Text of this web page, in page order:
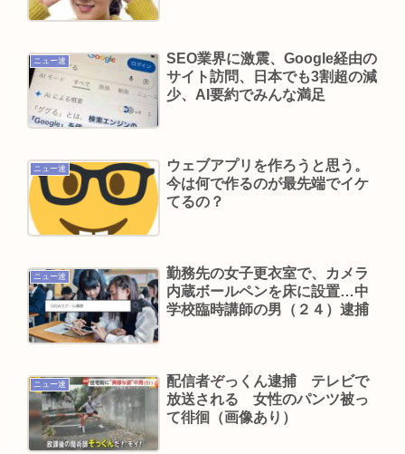
新聞系の新聞をやめる」と言い出した背景
5年前のNHK性加害の出演者は「今も普通の顔して
芸能活動してる」ネット「受信料を取るくらいな
ら詳細を伝えよ」
【高市算】「50%引きの札が貼られた3000円の肉
と、値引きされていない1000円の肉では安いのは
どちらか」父の答え「50%引きの肉」
【画像】村重杏奈さん(30)のおぱーいがコチラ
www
三浦マイルド「その姿は、紛れもなく芸人でし
た」清水良太郎さんのステージ回想し追悼
みいちゃんは予定通りTVでアニメを流すべきだと
思う
Powered by livedoor 相互RSS
ニュー速
SEO業界に激震、Google経由の
サイト訪問、日本でも3割超の減
少、AI要約でみんな満足
ニュー速
ウェブアプリを作ろうと思う。
今は何で作るのが最先端でイケ
てるの？
ニュー速
勤務先の女子更衣室で、カメラ
内蔵ボールペンを床に設置…中
学校臨時講師の男（２４）逮捕
ニュー速
配信者ぞっくん逮捕 テレビで
放送される 女性のパンツ被っ
て徘徊（画像あり）